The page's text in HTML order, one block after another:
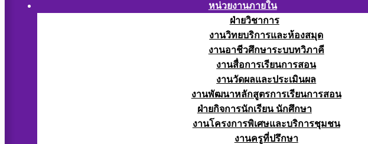
หน่วยงานภายใน
ฝ่ายวิชาการ
งานวิทยบริการและห้องสมุด
งานอาชีวศึกษาระบบทวิภาคี
งานสื่อการเรียนการสอน
งานวัดผลและประเมินผล
งานพัฒนาหลักสูตรการเรียนการสอน
ฝ่ายกิจการนักเรียน นักศึกษา
งานโครงการพิเศษและบริการชุมชน
งานครูที่ปรึกษา